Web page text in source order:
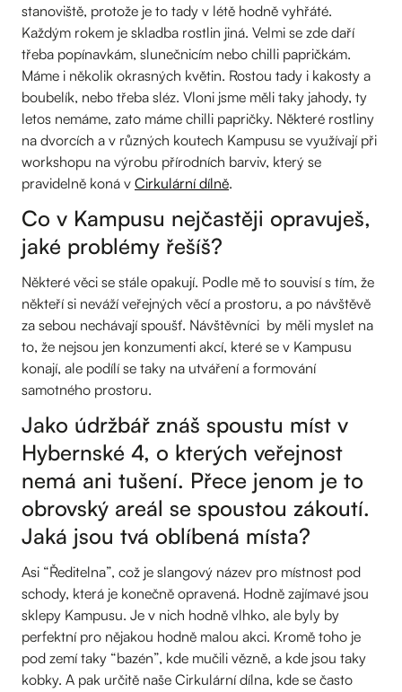
stanoviště, protože je to tady v létě hodně vyhřáté.
Každým rokem je skladba rostlin jiná. Velmi se zde daří
třeba popínavkám, slunečnicím nebo chilli papričkám.
Máme i několik okrasných květin. Rostou tady i kakosty a
boubelík, nebo třeba sléz. Vloni jsme měli taky jahody, ty
letos nemáme, zato máme chilli papričky. Některé rostliny
na dvorcích a v různých koutech Kampusu se využívají při
workshopu na výrobu přírodních barviv, který se
pravidelně koná v Cirkulární dílně.
Co v Kampusu nejčastěji opravuješ,
jaké problémy řešíš?
Některé věci se stále opakují. Podle mě to souvisí s tím, že
někteří si neváží veřejných věcí a prostoru, a po návštěvě
za sebou nechávají spoušť. Návštěvníci by měli myslet na
to, že nejsou jen konzumenti akcí, které se v Kampusu
konají, ale podílí se taky na utváření a formování
samotného prostoru.
Jako údržbář znáš spoustu míst v
Hybernské 4, o kterých veřejnost
nemá ani tušení. Přece jenom je to
obrovský areál se spoustou zákoutí.
Jaká jsou tvá oblíbená místa?
Asi “Ředitelna”, což je slangový název pro místnost pod
schody, která je konečně opravená. Hodně zajímavé jsou
sklepy Kampusu. Je v nich hodně vlhko, ale byly by
perfektní pro nějakou hodně malou akci. Kromě toho je
pod zemí taky “bazén”, kde mučili vězně, a kde jsou taky
kobky. A pak určitě naše Cirkulární dílna, kde se často